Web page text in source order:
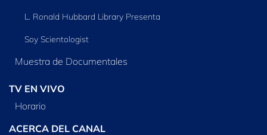
L. Ronald Hubbard Library Presenta
Soy Scientologist
Muestra de Documentales
TV EN VIVO
Horario
ACERCA DEL CANAL